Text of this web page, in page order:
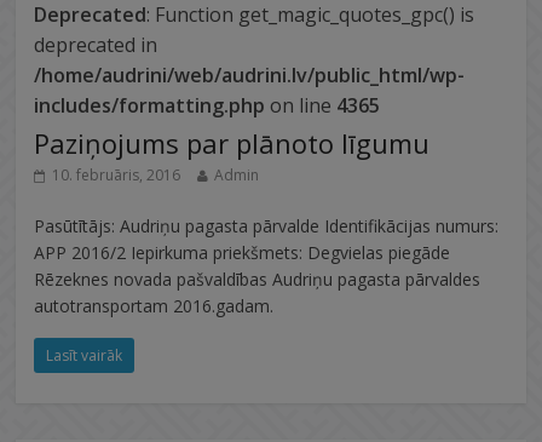
Deprecated: Function get_magic_quotes_gpc() is
deprecated in
/home/audrini/web/audrini.lv/public_html/wp-
includes/formatting.php on line 4365
Paziņojums par plānoto līgumu
10. februāris, 2016 Admin
Pasūtītājs: Audriņu pagasta pārvalde Identifikācijas numurs:
APP 2016/2 Iepirkuma priekšmets: Degvielas piegāde
Rēzeknes novada pašvaldības Audriņu pagasta pārvaldes
autotransportam 2016.gadam.
Lasīt vairāk